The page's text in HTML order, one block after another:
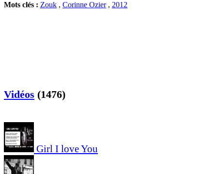
Mots clés : Zouk , Corinne Ozier, 2012
Vidéos (1476)
Girl I love You